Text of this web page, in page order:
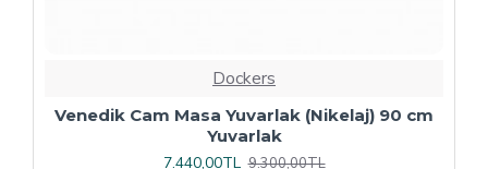
Dockers
Plaza Kare ESB Mutfak Masası (Werzalit,
Allzalit veya Wermodin Tablalı 80X80) -
Afyon Mermer